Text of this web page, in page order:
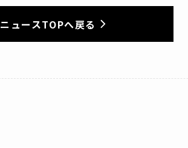
ニュースTOPへ戻る